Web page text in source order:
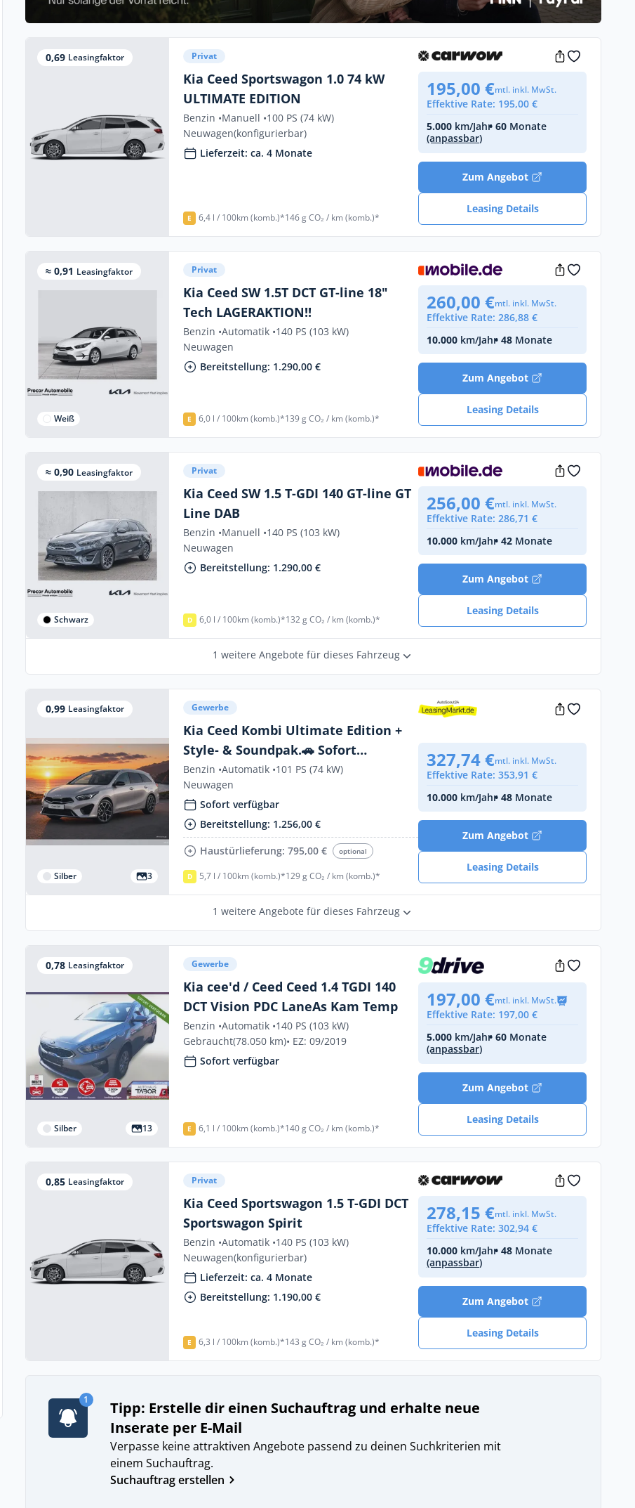
0,69 Leasingfaktor Privat
Kia Ceed Sportswagon 1.0 74 kW
ULTIMATE EDITION
Benzin •Manuell •100 PS (74 kW)
Neuwagen(konfigurierbar)
Lieferzeit: ca. 4 Monate
E 6,4 l / 100km (komb.)*146 g CO₂ / km (komb.)*
195,00 €mtl. inkl. MwSt.
Effektive Rate: 195,00 €
5.000 km/Jahr• 60 Monate
(anpassbar)
Zum Angebot
Leasing Details
≈ 0,91 Leasingfaktor
Weiß
Privat
Kia Ceed SW 1.5T DCT GT-line 18"
Tech LAGERAKTION!!
Benzin •Automatik •140 PS (103 kW)
Neuwagen
Bereitstellung: 1.290,00 €
E 6,0 l / 100km (komb.)*139 g CO₂ / km (komb.)*
260,00 €mtl. inkl. MwSt.
Effektive Rate: 286,88 €
10.000 km/Jahr• 48 Monate
Zum Angebot
Leasing Details
≈ 0,90 Leasingfaktor
Schwarz
Privat
Kia Ceed SW 1.5 T-GDI 140 GT-line GT
Line DAB
Benzin •Manuell •140 PS (103 kW)
Neuwagen
Bereitstellung: 1.290,00 €
D 6,0 l / 100km (komb.)*132 g CO₂ / km (komb.)*
256,00 €mtl. inkl. MwSt.
Effektive Rate: 286,71 €
10.000 km/Jahr• 42 Monate
Zum Angebot
Leasing Details
1 weitere Angebote für dieses Fahrzeug
0,99 Leasingfaktor
Silber 3
Gewerbe
Kia Ceed Kombi Ultimate Edition +
Style- & Soundpak.🚗 Sofort
lieferbar❗
Benzin •Automatik •101 PS (74 kW)
Neuwagen
Sofort verfügbar
Bereitstellung: 1.256,00 €
Haustürlieferung: 795,00 €
optional
D 5,7 l / 100km (komb.)*129 g CO₂ / km (komb.)*
327,74 €mtl. inkl. MwSt.
Effektive Rate: 353,91 €
10.000 km/Jahr• 48 Monate
Zum Angebot
Leasing Details
1 weitere Angebote für dieses Fahrzeug
0,78 Leasingfaktor
Silber 13
Gewerbe
Kia cee'd / Ceed Ceed 1.4 TGDI 140
DCT Vision PDC LaneAs Kam Temp
Benzin •Automatik •140 PS (103 kW)
Gebraucht(78.050 km)• EZ: 09/2019
Sofort verfügbar
E 6,1 l / 100km (komb.)*140 g CO₂ / km (komb.)*
197,00 €mtl. inkl. MwSt.
Effektive Rate: 197,00 €
5.000 km/Jahr• 60 Monate
(anpassbar)
Zum Angebot
Leasing Details
0,85 Leasingfaktor Privat
Kia Ceed Sportswagon 1.5 T-GDI DCT
Sportswagon Spirit
Benzin •Automatik •140 PS (103 kW)
Neuwagen(konfigurierbar)
Lieferzeit: ca. 4 Monate
Bereitstellung: 1.190,00 €
E 6,3 l / 100km (komb.)*143 g CO₂ / km (komb.)*
278,15 €mtl. inkl. MwSt.
Effektive Rate: 302,94 €
10.000 km/Jahr• 48 Monate
(anpassbar)
Zum Angebot
Leasing Details
1
Tipp: Erstelle dir einen Suchauftrag und erhalte neue
Inserate per E-Mail
Verpasse keine attraktiven Angebote passend zu deinen Suchkriterien mit
einem Suchauftrag.
Suchauftrag erstellen